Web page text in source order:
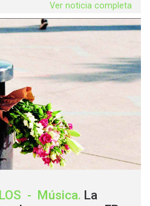
Ver noticia completa
- Música. La